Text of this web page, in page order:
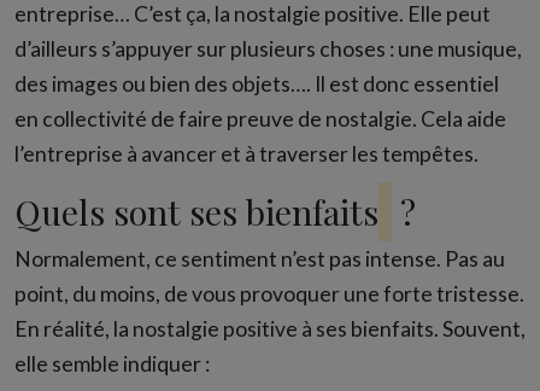
entreprise… C’est ça, la nostalgie positive. Elle peut
d’ailleurs s’appuyer sur plusieurs choses : une musique,
des images ou bien des objets…. Il est donc essentiel
en collectivité de faire preuve de nostalgie. Cela aide
l’entreprise à avancer et à traverser les tempêtes.
Quels sont ses bienfaits ?
Normalement, ce sentiment n’est pas intense. Pas au
point, du moins, de vous provoquer une forte tristesse.
En réalité, la nostalgie positive à ses bienfaits. Souvent,
elle semble indiquer :